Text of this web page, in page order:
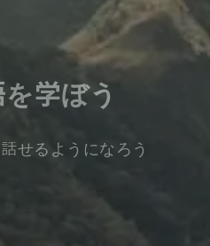
学ぼう
せるようになろう